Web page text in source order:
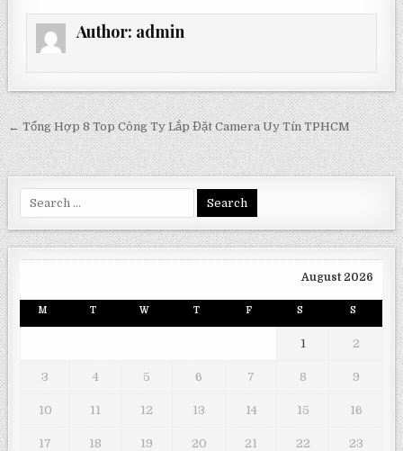
Author: admin
Post
navigation
← Tổng Hợp 8 Top Công Ty Lắp Đặt Camera Uy Tín TPHCM
for:
August 2026
M T W T F S S
1 2
3 4 5 6 7 8 9
10 11 12 13 14 15 16
17 18 19 20 21 22 23